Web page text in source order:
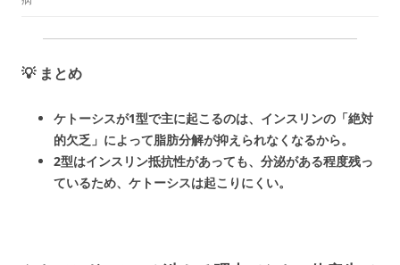
💡 まとめ
ケトーシスが1型で主に起こるのは、インスリンの「絶対
的欠乏」によって脂肪分解が抑えられなくなるから。
2型はインスリン抵抗性があっても、分泌がある程度残っ
ているため、ケトーシスは起こりにくい。